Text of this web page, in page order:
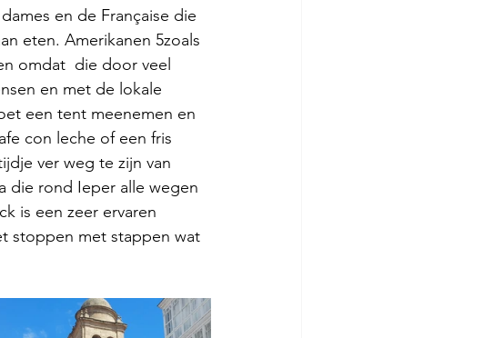
en de Française die
eten. Amerikanen 5zoals
omdat  die door veel
en met de lokale
een tent meenemen en
con leche of een fris
ver weg te zijn van
die rond Ieper alle wegen
is een zeer ervaren
stoppen met stappen wat